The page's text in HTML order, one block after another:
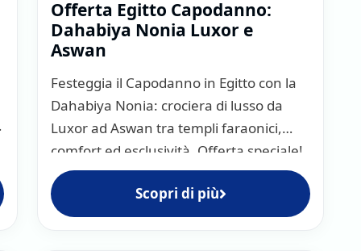
e cabine
stelle
, dove lo stile e il
dei tipici velieri egiziani,
tradizionale.
utilizzate da
sul Nilo sono:
Offerta Egitto Capodanno:
Dahabiya Nonia Luxor e
Aswan
Festeggia il Capodanno in Egitto con la
Dahabiya Nonia: crociera di lusso da
Luxor ad Aswan tra templi faraonici,
comfort ed esclusività. Offerta speciale!
Scopri di più